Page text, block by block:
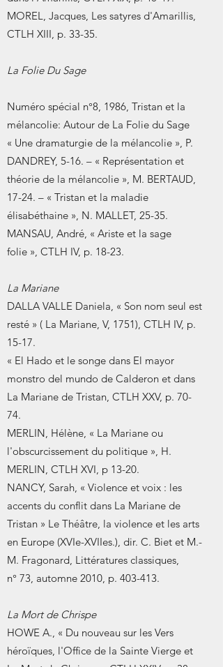
MOREL, Jacques, Les satyres d'Amarillis,
CTLH XIII, p. 33-35.
La Folie Du Sage
Numéro spécial n°8, 1986, Tristan et la
mélancolie: Autour de La Folie du Sage
« Une dramaturgie de la mélancolie », P.
DANDREY, 5-16. – « Représentation et
théorie de la mélancolie », M. BERTAUD,
17-24. – « Tristan et la maladie
élisabéthaine », N. MALLET, 25-35.
MANSAU, André, « Ariste et la sage
folie », CTLH IV, p. 18-23.
La Mariane
DALLA VALLE Daniela, « Son nom seul est
resté » ( La Mariane, V, 1751), CTLH IV, p.
15-17.
« El Hado et le songe dans El mayor
monstro del mundo de Calderon et dans
La Mariane de Tristan, CTLH XXV, p. 70-
74.
MERLIN, Hélène, « La Mariane ou
l'obscurcissement du politique », H.
MERLIN, CTLH XVI, p 13-20.
NANCY, Sarah, « Violence et voix : les
accents du conflit dans La Mariane de
Tristan » Le Théâtre, la violence et les arts
en Europe (XVIe-XVIIes.), dir. C. Biet et M.-
M. Fragonard, Littératures classiques,
n° 73, automne 2010, p. 403-413.
La Mort de Chrispe
HOWE A., « Du nouveau sur les Vers
héroïques, l'Office de la Sainte Vierge et